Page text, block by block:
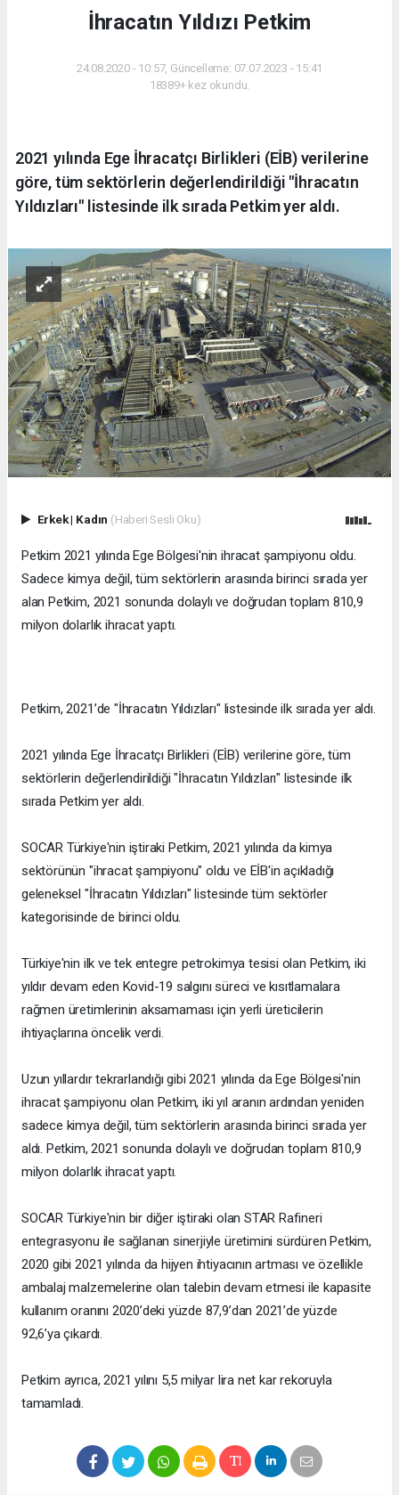
İhracatın Yıldızı Petkim
24.08.2020 - 10:57, Güncelleme: 07.07.2023 - 15:41
18389+ kez okundu.
2021 yılında Ege İhracatçı Birlikleri (EİB) verilerine
göre, tüm sektörlerin değerlendirildiği "İhracatın
Yıldızları" listesinde ilk sırada Petkim yer aldı.
Erkek| Kadın (Haberi Sesli Oku)
Petkim 2021 yılında Ege Bölgesi'nin ihracat şampiyonu oldu.
Sadece kimya değil, tüm sektörlerin arasında birinci sırada yer
alan Petkim, 2021 sonunda dolaylı ve doğrudan toplam 810,9
milyon dolarlık ihracat yaptı.
Petkim, 2021’de "İhracatın Yıldızları" listesinde ilk sırada yer aldı.
2021 yılında Ege İhracatçı Birlikleri (EİB) verilerine göre, tüm
sektörlerin değerlendirildiği "İhracatın Yıldızları" listesinde ilk
sırada Petkim yer aldı.
SOCAR Türkiye'nin iştiraki Petkim, 2021 yılında da kimya
sektörünün "ihracat şampiyonu" oldu ve EİB'in açıkladığı
geleneksel "İhracatın Yıldızları" listesinde tüm sektörler
kategorisinde de birinci oldu.
Türkiye'nin ilk ve tek entegre petrokimya tesisi olan Petkim, iki
yıldır devam eden Kovid-19 salgını süreci ve kısıtlamalara
rağmen üretimlerinin aksamaması için yerli üreticilerin
ihtiyaçlarına öncelik verdi.
Uzun yıllardır tekrarlandığı gibi 2021 yılında da Ege Bölgesi'nin
ihracat şampiyonu olan Petkim, iki yıl aranın ardından yeniden
sadece kimya değil, tüm sektörlerin arasında birinci sırada yer
aldı. Petkim, 2021 sonunda dolaylı ve doğrudan toplam 810,9
milyon dolarlık ihracat yaptı.
SOCAR Türkiye'nin bir diğer iştiraki olan STAR Rafineri
entegrasyonu ile sağlanan sinerjiyle üretimini sürdüren Petkim,
2020 gibi 2021 yılında da hijyen ihtiyacının artması ve özellikle
ambalaj malzemelerine olan talebin devam etmesi ile kapasite
kullanım oranını 2020’deki yüzde 87,9’dan 2021’de yüzde
92,6’ya çıkardı.
Petkim ayrıca, 2021 yılını 5,5 milyar lira net kar rekoruyla
tamamladı.